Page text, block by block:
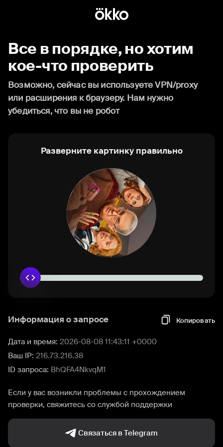
Все в порядке, но хотим
кое-что проверить
Возможно, сейчас вы используете VPN/proxy
или расширения к браузеру. Нам нужно
убедиться, что вы не робот
Разверните картинку правильно
Информация о запросе Копировать
Дата и время: 2026-08-08 11:43:11 +0000
Ваш IP: 216.73.216.38
ID запроса: BhQFA4NkvqM1
Если у вас возникли проблемы с прохождением
проверки, свяжитесь со службой поддержки
Связаться в Telegram